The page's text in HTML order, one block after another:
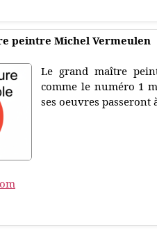
peintre Michel Vermeulen
Le grand maître
comme le numéro 1
ses oeuvres passeront